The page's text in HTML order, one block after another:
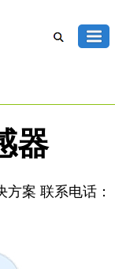
器
案 联系电话：